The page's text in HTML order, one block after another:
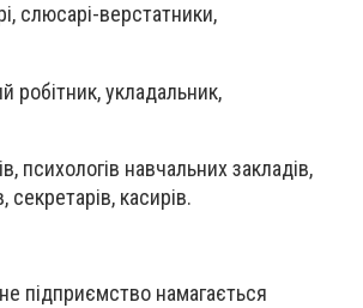
слюсарі-верстатники,
робітник, укладальник,
психологів навчальних закладів,
секретарів, касирів.
підприємство намагається